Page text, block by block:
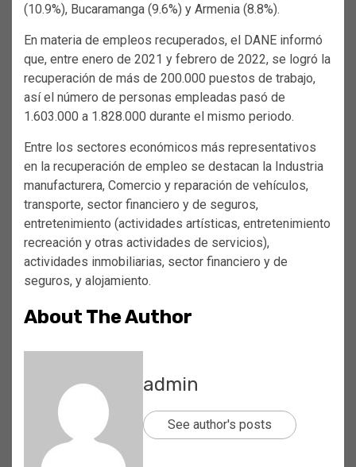
(10.9%), Bucaramanga (9.6%) y Armenia (8.8%).
En materia de empleos recuperados, el DANE informó
que, entre enero de 2021 y febrero de 2022, se logró la
recuperación de más de 200.000 puestos de trabajo,
así el número de personas empleadas pasó de
1.603.000 a 1.828.000 durante el mismo periodo.
Entre los sectores económicos más representativos
en la recuperación de empleo se destacan la Industria
manufacturera, Comercio y reparación de vehículos,
transporte, sector financiero y de seguros,
entretenimiento (actividades artísticas, entretenimiento
recreación y otras actividades de servicios),
actividades inmobiliarias, sector financiero y de
seguros, y alojamiento.
About The Author
admin
See author's posts